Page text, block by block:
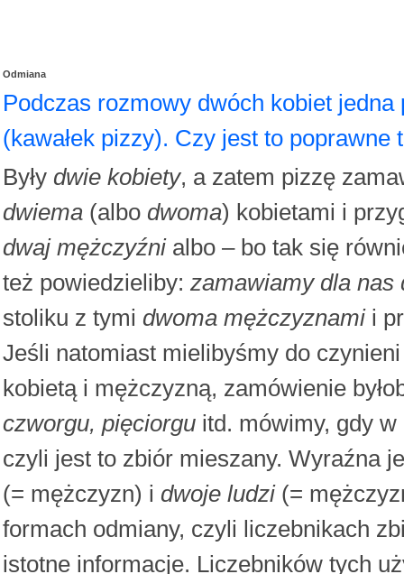
Odmiana
Podczas rozmowy dwóch kobiet
(kawałek pizzy). Czy jest to poprawne
Były dwie kobiety, a zatem pizzę
dwiema (albo dwoma) kobietami i
dwaj mężczyźnialbo – bo tak się
też powiedzieliby: zamawiamy dla nas
stoliku z tymi dwoma mężczyznamii
Jeśli natomiast mielibyśmy do
kobietą i mężczyzną, zamówienie
czworgu, pięciorgu itd. mówimy, gdy
czyli jest to zbiór mieszany. Wyraźna
(= mężczyzn) i dwoje ludzi(=
formach odmiany, czyli liczebnikach
istotne informacje. Liczebników tych